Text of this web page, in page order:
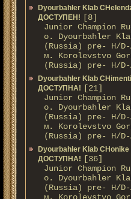
Dyourbahler Klab
ДОСТУПЕН!
[8]
Junior Champion
о. Dyourbahler
(Russia) pre- H/
м. Korolevstvo
(Russia) pre- H/
Dyourbahler Klab
ДОСТУПНА!
[21]
Junior Champion
о. Dyourbahler
(Russia) pre- H/
м. Korolevstvo
(Russia) pre- H/
Dyourbahler Klab
ДОСТУПНА!
[36]
Junior Champion
о. Dyourbahler
(Russia) pre- H/